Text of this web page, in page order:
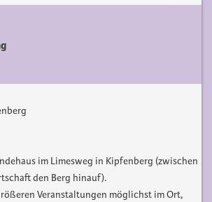
im Limesweg in Kipfenberg (zwischen
den Berg hinauf).
Veranstaltungen möglichst im Ort,